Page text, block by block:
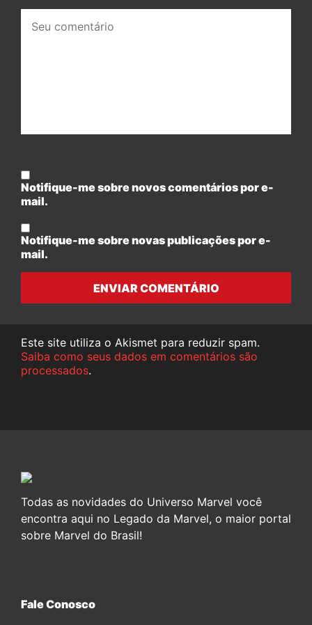
comentário:
Notifique-me sobre novos comentários por e-
mail.
Notifique-me sobre novas publicações por e-
mail.
ENVIAR COMENTÁRIO
Este site utiliza o Akismet para reduzir spam.
Saiba como seus dados em comentários são
processados.
Todas as novidades do Universo Marvel você
encontra aqui no Legado da Marvel, o maior portal
sobre Marvel do Brasil!
Fale Conosco